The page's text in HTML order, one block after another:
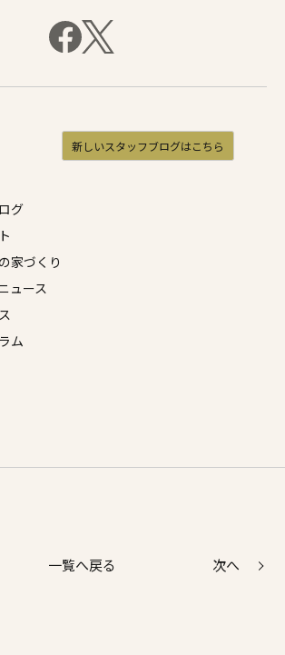
グ
家づくり
ュース
ム
新しいスタッフブログはこちら
一覧へ戻る 次へ